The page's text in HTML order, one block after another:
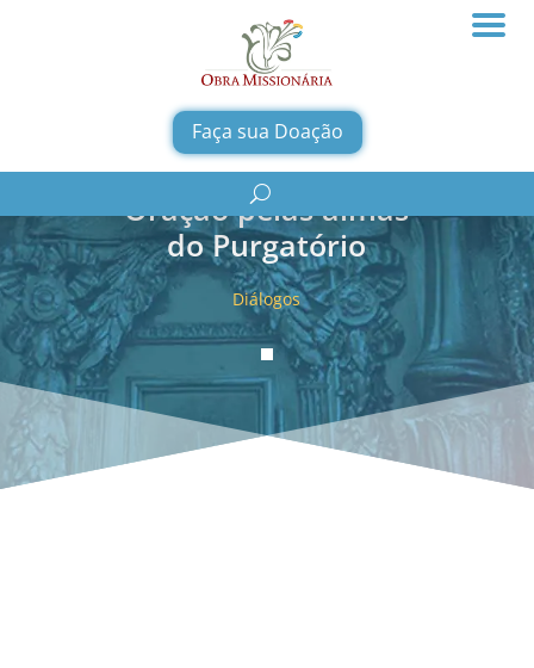
Faça sua Doação
Oração pelas almas
do Purgatório
Diálogos